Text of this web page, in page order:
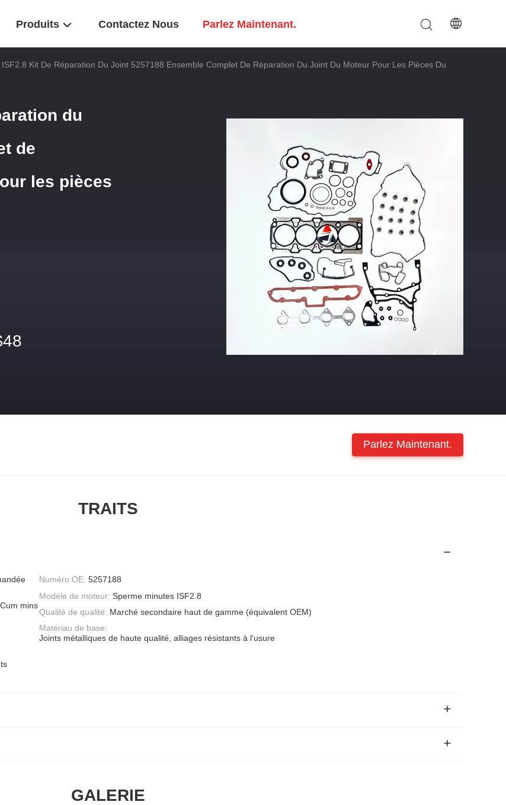
Produits Contactez Nous Parlez Maintenant.
Kit De Réparation Du Joint 5257188 Ensemble Complet De Réparation Du Joint Du Moteur Pour Les Pièces Du
du
de
les pièces
Parlez Maintenant.
TRAITS
Numéro OE: 5257188
mins
Modèle de moteur: Sperme minutes ISF2.8
Qualité de qualité: Marché secondaire haut de gamme (équivalent OEM)
Matériau de base:
Joints métalliques de haute qualité, alliages résistants à l'usure
GALERIE